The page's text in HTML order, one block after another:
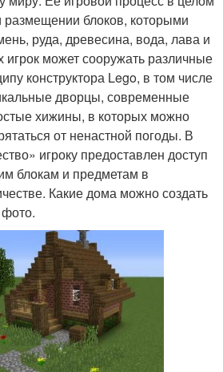
размещении блоков, которыми
руда, древесина, вода, лава и
игрок может сооружать различные
конструктора Lego, в том числе
дворцы, современные
хижины, в которых можно
от ненастной погоды. В
игроку предоставлен доступ
блокам и предметам в
Какие дома можно создать